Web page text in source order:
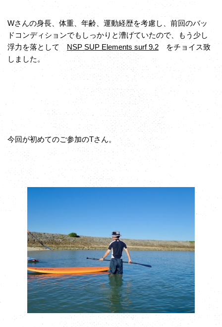
Wさんの身長、体重、年齢、運動経歴を考慮し、前回のバッ
ドコンディションでもしっかりと漕げていたので、もう少し
浮力を落として NSP SUP Elements surf 9.2をチョイス致
しました。
今回が初めてのご参加のTさん。